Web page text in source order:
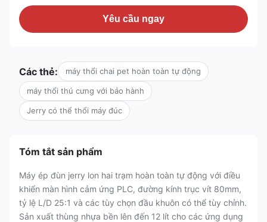
Yêu cầu ngay
Các thẻ: máy thổi chai pet hoàn toàn tự động
máy thổi thú cưng với bảo hành
Jerry có thể thổi máy đúc
Tóm tắt sản phẩm
Máy ép đùn jerry lon hai trạm hoàn toàn tự động với điều
khiển màn hình cảm ứng PLC, đường kính trục vít 80mm,
tỷ lệ L/D 25:1 và các tùy chọn đầu khuôn có thể tùy chỉnh.
Sản xuất thùng nhựa bền lên đến 12 lít cho các ứng dụng